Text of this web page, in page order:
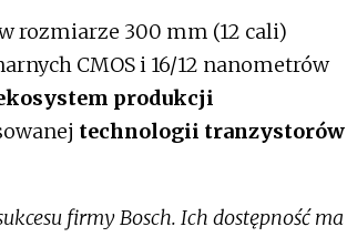
rozmiarze 300 mm (12 cali)
CMOS i 16/12 nanometrów
produkcji
technologii tranzystorów
firmy Bosch. Ich dostępność ma